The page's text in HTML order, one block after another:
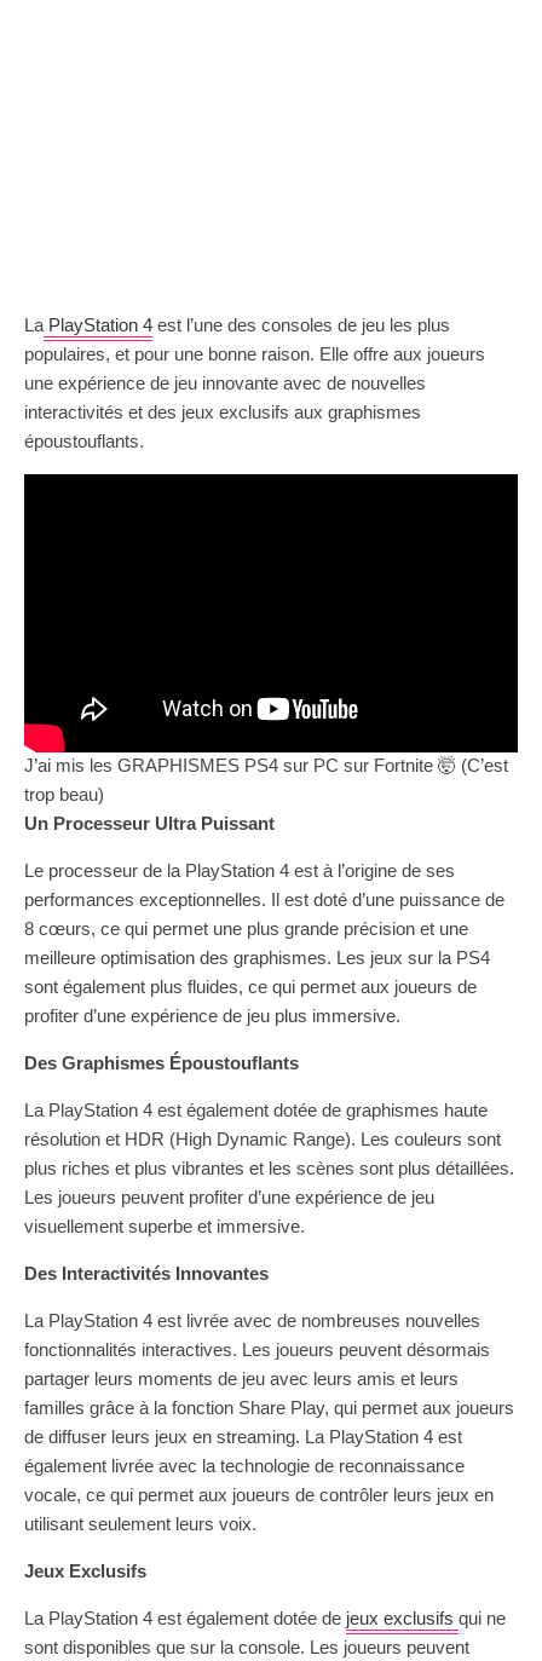
La PlayStation 4 est l’une des consoles de jeu les plus
populaires, et pour une bonne raison. Elle offre aux joueurs
une expérience de jeu innovante avec de nouvelles
interactivités et des jeux exclusifs aux graphismes
époustouflants.
J’ai mis les GRAPHISMES PS4 sur PC sur Fortnite 🤯 (C’est
trop beau)
Un Processeur Ultra Puissant
Le processeur de la PlayStation 4 est à l’origine de ses
performances exceptionnelles. Il est doté d’une puissance de
8 cœurs, ce qui permet une plus grande précision et une
meilleure optimisation des graphismes. Les jeux sur la PS4
sont également plus fluides, ce qui permet aux joueurs de
profiter d’une expérience de jeu plus immersive.
Des Graphismes Époustouflants
La PlayStation 4 est également dotée de graphismes haute
résolution et HDR (High Dynamic Range). Les couleurs sont
plus riches et plus vibrantes et les scènes sont plus détaillées.
Les joueurs peuvent profiter d’une expérience de jeu
visuellement superbe et immersive.
Des Interactivités Innovantes
La PlayStation 4 est livrée avec de nombreuses nouvelles
fonctionnalités interactives. Les joueurs peuvent désormais
partager leurs moments de jeu avec leurs amis et leurs
familles grâce à la fonction Share Play, qui permet aux joueurs
de diffuser leurs jeux en streaming. La PlayStation 4 est
également livrée avec la technologie de reconnaissance
vocale, ce qui permet aux joueurs de contrôler leurs jeux en
utilisant seulement leurs voix.
Jeux Exclusifs
La PlayStation 4 est également dotée de jeux exclusifs qui ne
sont disponibles que sur la console. Les joueurs peuvent